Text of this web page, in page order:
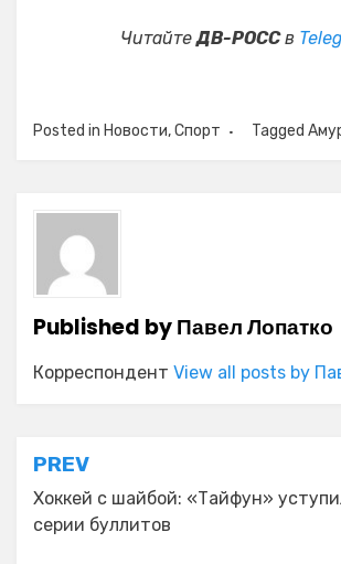
ЧитайтеДВ-РОССв
Posted in Новости,Спорт Tagged
Published byПавел Лопатко
Корреспондент View all posts by
Навигация
по
записям
PREV
Хоккей с шайбой: «Тайфун»
серии буллитов